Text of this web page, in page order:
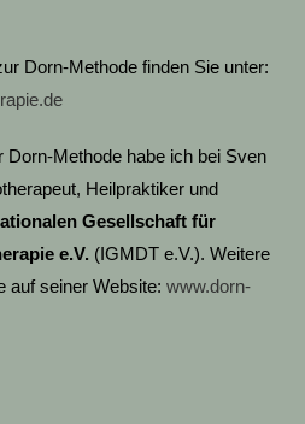
Dorn-Methode finden Sie unter:
Dorn-Methode habe ich bei Sven
Heilpraktiker und
Gesellschaft für
e.V. (IGMDT e.V.). Weitere
auf seiner Website: www.dorn-